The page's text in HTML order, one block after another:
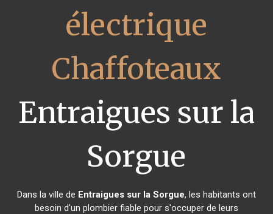
électrique
Chaffoteaux
Entraigues sur la
Sorgue
Dans la ville de Entraigues sur la Sorgue, les habitants ont
besoin d'un plombier fiable pour s'occuper de leurs